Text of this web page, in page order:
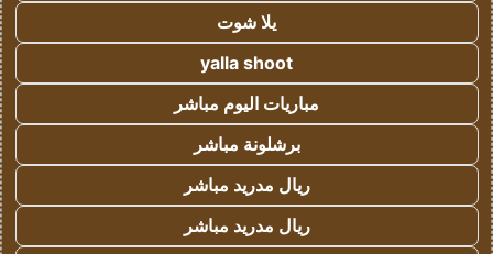
يلا شوت
yalla shoot
مباريات اليوم مباشر
برشلونة مباشر
ريال مدريد مباشر
ريال مدريد مباشر